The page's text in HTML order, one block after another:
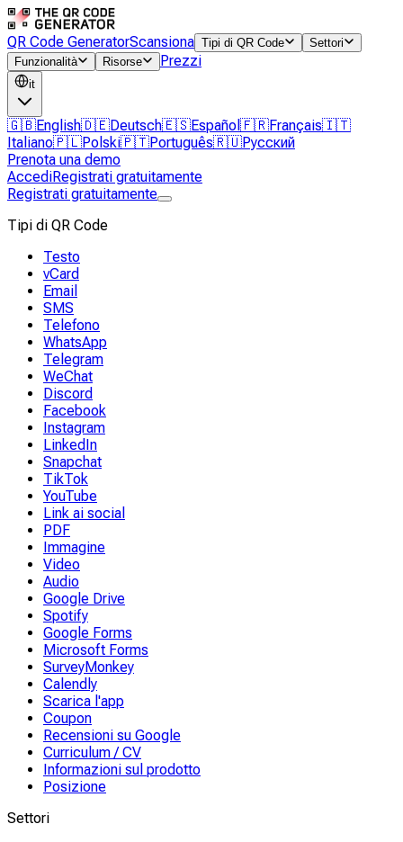
QR Code GeneratorScansiona Tipi di QR Code
Settori
Funzionalità
Risorse Prezzi
it
🇬🇧English🇩🇪Deutsch🇪🇸Español 🇫🇷Français🇮🇹
Italiano🇵🇱Polski🇵🇹Português🇷🇺Русский
Prenota una demo
AccediRegistrati gratuitamente
Registrati gratuitamente
Tipi di QR Code
Testo
vCard
Email
SMS
Telefono
WhatsApp
Telegram
WeChat
Discord
Facebook
Instagram
LinkedIn
Snapchat
TikTok
YouTube
Link ai social
PDF
Immagine
Video
Audio
Google Drive
Spotify
Google Forms
Microsoft Forms
SurveyMonkey
Calendly
Scarica l'app
Coupon
Recensioni su Google
Curriculum / CV
Informazioni sul prodotto
Posizione
Settori